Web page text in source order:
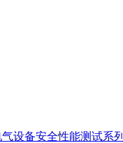
气设备安全性能测试系列